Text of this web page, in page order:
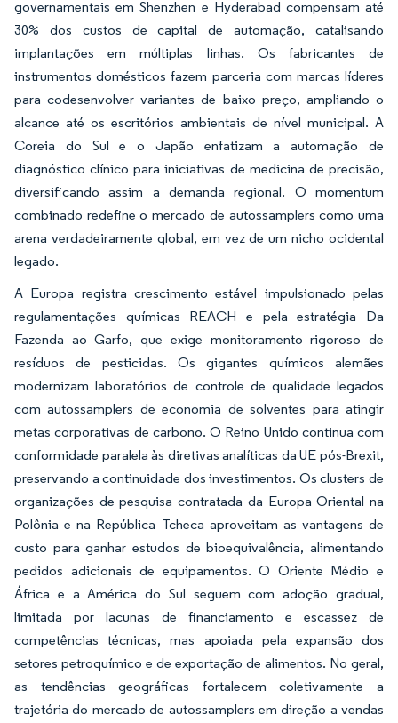
governamentais em Shenzhen e Hyderabad compensam até
30% dos custos de capital de automação, catalisando
implantações em múltiplas linhas. Os fabricantes de
instrumentos domésticos fazem parceria com marcas líderes
para codesenvolver variantes de baixo preço, ampliando o
alcance até os escritórios ambientais de nível municipal. A
Coreia do Sul e o Japão enfatizam a automação de
diagnóstico clínico para iniciativas de medicina de precisão,
diversificando assim a demanda regional. O momentum
combinado redefine o mercado de autossamplers como uma
arena verdadeiramente global, em vez de um nicho ocidental
legado.
A Europa registra crescimento estável impulsionado pelas
regulamentações químicas REACH e pela estratégia Da
Fazenda ao Garfo, que exige monitoramento rigoroso de
resíduos de pesticidas. Os gigantes químicos alemães
modernizam laboratórios de controle de qualidade legados
com autossamplers de economia de solventes para atingir
metas corporativas de carbono. O Reino Unido continua com
conformidade paralela às diretivas analíticas da UE pós-Brexit,
preservando a continuidade dos investimentos. Os clusters de
organizações de pesquisa contratada da Europa Oriental na
Polônia e na República Tcheca aproveitam as vantagens de
custo para ganhar estudos de bioequivalência, alimentando
pedidos adicionais de equipamentos. O Oriente Médio e
África e a América do Sul seguem com adoção gradual,
limitada por lacunas de financiamento e escassez de
competências técnicas, mas apoiada pela expansão dos
setores petroquímico e de exportação de alimentos. No geral,
as tendências geográficas fortalecem coletivamente a
trajetória do mercado de autossamplers em direção a vendas